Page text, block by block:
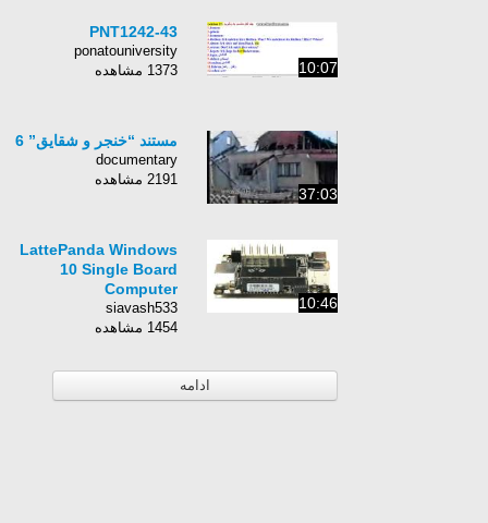
10:07
PNT1242-43
ponatouniversity
1373 مشاهده
37:03
مستند “خنجر و شقایق” 6
documentary
2191 مشاهده
10:46
LattePanda Windows
10 Single Board
Computer
siavash533
1454 مشاهده
ادامه